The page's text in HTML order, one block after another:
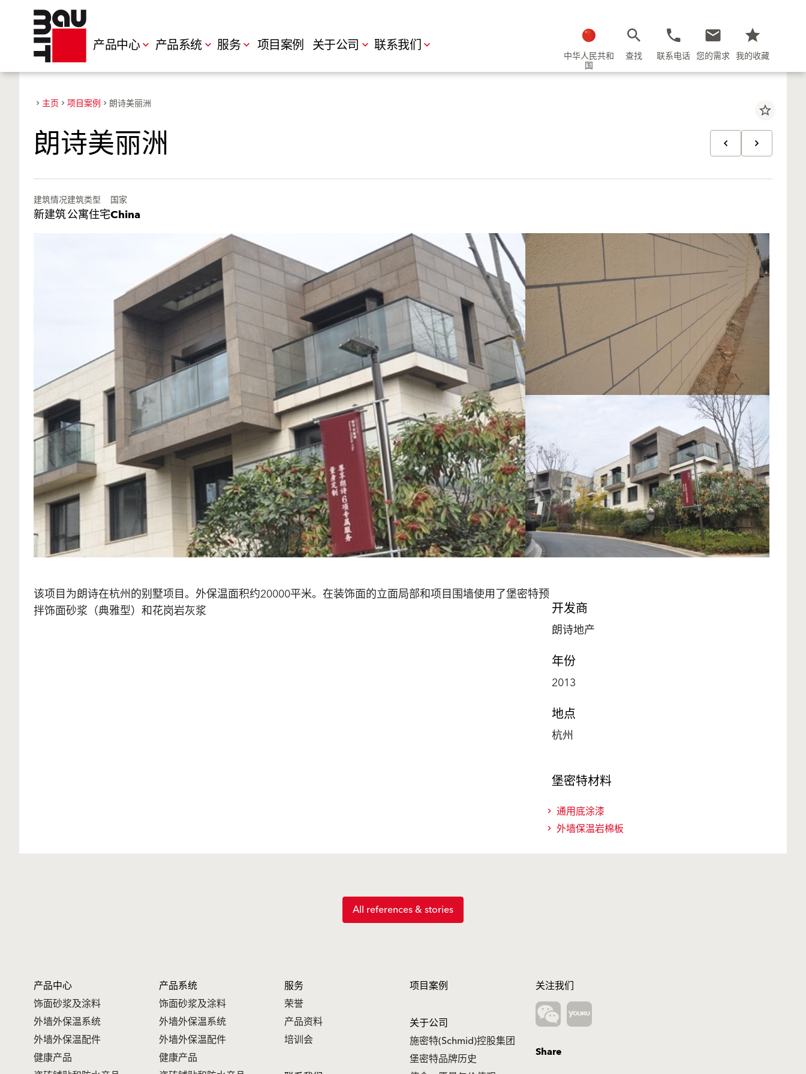
产品中心 产品系统 服务 项目案例 关于公司 联系我们
中华人民共和
国
查找 联系电话 您的需求 我的收藏
主页 项目案例 朗诗美丽洲 star_border
朗诗美丽洲
建筑情况
新建筑
建筑类型
公寓住宅
国家
China
该项目为朗诗在杭州的别墅项目。外保温面积约20000平米。在装饰面的立面局部和项目围墙使用了堡密特预
拌饰面砂浆（典雅型）和花岗岩灰浆
开发商
朗诗地产
年份
2013
地点
杭州
堡密特材料
通用底涂漆
外墙保温岩棉板
All references & stories
产品中心
饰面砂浆及涂料
外墙外保温系统
外墙外保温配件
健康产品
产品系统
饰面砂浆及涂料
外墙外保温系统
外墙外保温配件
健康产品
服务
荣誉
产品资料
培训会
项目案例
关于公司
施密特(Schmid)控股集团
堡密特品牌历史
关注我们
Share